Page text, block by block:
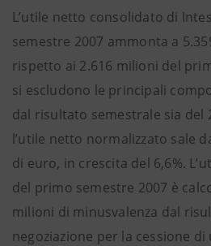
L’utile netto consolidato di
semestre 2007 ammonta a
rispetto ai 2.616 milioni del
si escludono le principali
dal risultato semestrale sia del
l’utile netto normalizzato sale
di euro, in crescita del 6,6%.
del primo semestre 2007 è
milioni di minusvalenza dal
negoziazione per la cessione